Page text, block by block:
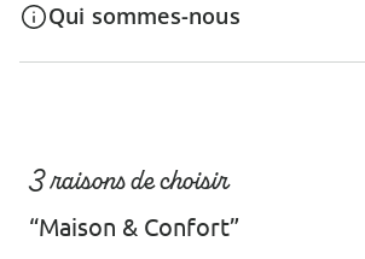
Qui sommes-nous
3 raisons de choisir
“Maison & Confort”